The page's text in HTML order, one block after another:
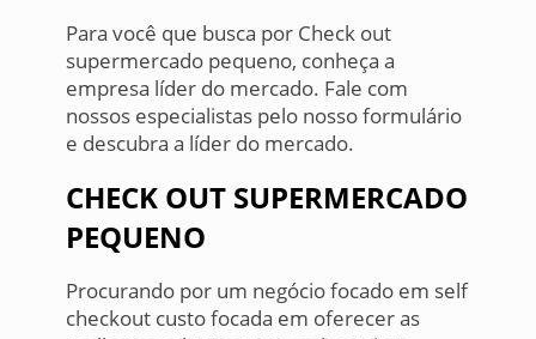
Para você que busca por Check out
supermercado pequeno, conheça a
empresa líder do mercado. Fale com
nossos especialistas pelo nosso formulário
e descubra a líder do mercado.
CHECK OUT SUPERMERCADO
PEQUENO
Procurando por um negócio focado em self
checkout custo focada em oferecer as